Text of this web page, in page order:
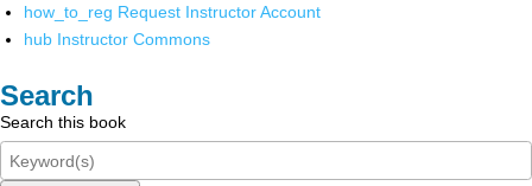
how_to_reg Request Instructor Account
hub Instructor Commons
Search
Search this book